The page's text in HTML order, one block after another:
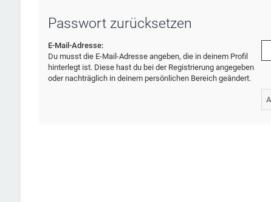
Passwort zurücksetzen
E-Mail-Adresse:
Du musst die E-Mail-Adresse angeben, die in deinem Profil
hinterlegt ist. Diese hast du bei der Registrierung angegeben
oder nachträglich in deinem persönlichen Bereich geändert.